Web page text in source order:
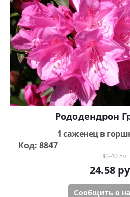
Рододендрон
1 саженец в
Код: 8847
30-40 см
24.58
Сообщить о